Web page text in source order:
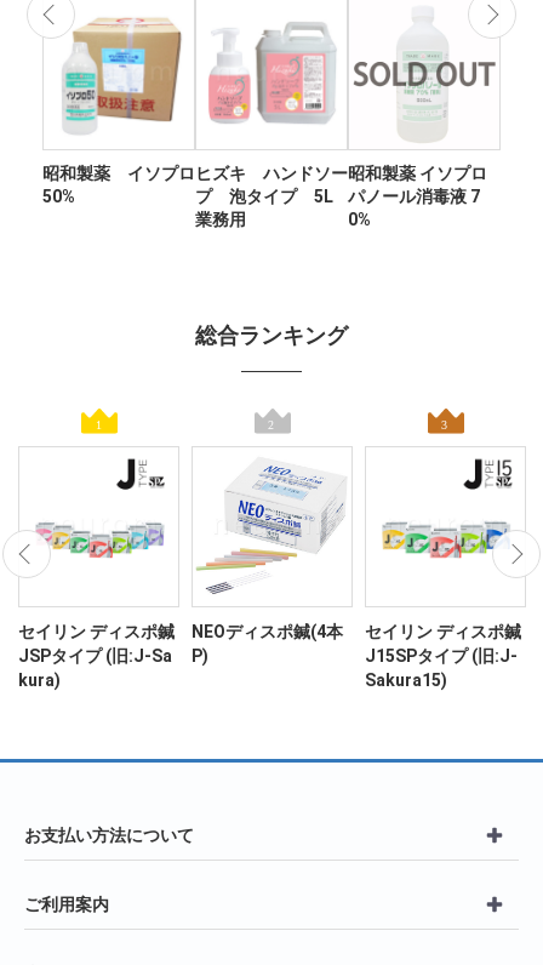
昭和製薬 イソプロ
50%
ヒズキ ハンドソー
プ 泡タイプ 5L
業務用
昭和製薬 イソプロ
パノール消毒液 7
0%
総合ランキング
セイリン ディスポ鍼
JSPタイプ (旧:J-Sa
kura)
NEOディスポ鍼(4本
P)
セイリン ディスポ鍼
J15SPタイプ (旧:J-
Sakura15)
お支払い方法について
ご利用案内